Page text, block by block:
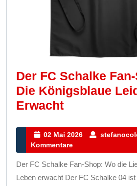
Der FC Schalke
Die Königsblaue
ErwachtDer
Schalke
Fan-
Shop:
Wo
02 Mai 2026
02
2026
Kommentare
Der FC Schalke Fan-Shop: Wo die Liebe zum Verein zum
Leben erwacht Der FC Schalke 04